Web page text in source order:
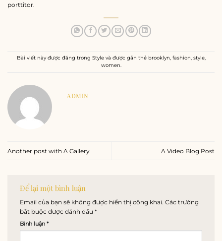
porttitor.
Bài viết này được đăng trong Stylevà được gắn thẻ brooklyn fashion style,
women
ADMIN
Another post with A Gallery A Video Blog Post
Để lại một bình luận
Email của bạn sẽ không được hiển thị công khai. Các trường
bắt buộc được đánh dấu *
Bình luận *